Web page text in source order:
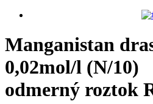
Manganistan
0,02mol/l (N/10)
odmerný roztok